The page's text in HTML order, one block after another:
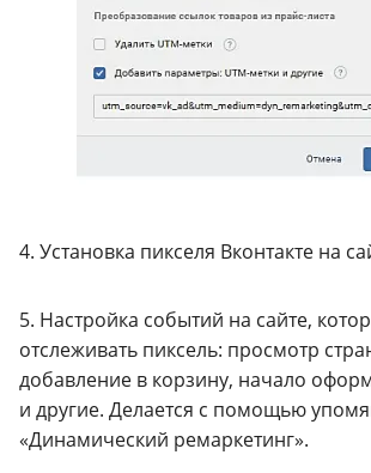
4. Установка пикселя Вконтакте на
5. Настройка событий на сайте,
отслеживать пиксель: просмотр
добавление в корзину, начало
и другие. Делается с помощью
«Динамический ремаркетинг».